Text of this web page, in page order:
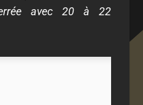
avec 20 à 22